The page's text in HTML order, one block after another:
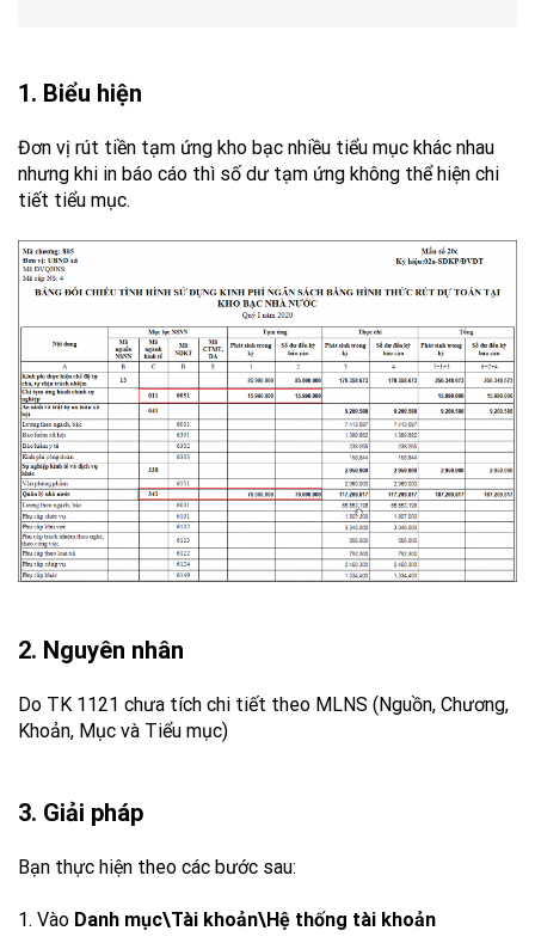
1. Biểu hiện
Đơn vị rút tiền tạm ứng kho bạc nhiều tiểu mục khác nhau
nhưng khi in báo cáo thì số dư tạm ứng không thể hiện chi
tiết tiểu mục.
2. Nguyên nhân
Do TK 1121 chưa tích chi tiết theo MLNS (Nguồn, Chương,
Khoản, Mục và Tiểu mục)
3. Giải pháp
Bạn thực hiện theo các bước sau:
1. Vào Danh mục\Tài khoản\Hệ thống tài khoản